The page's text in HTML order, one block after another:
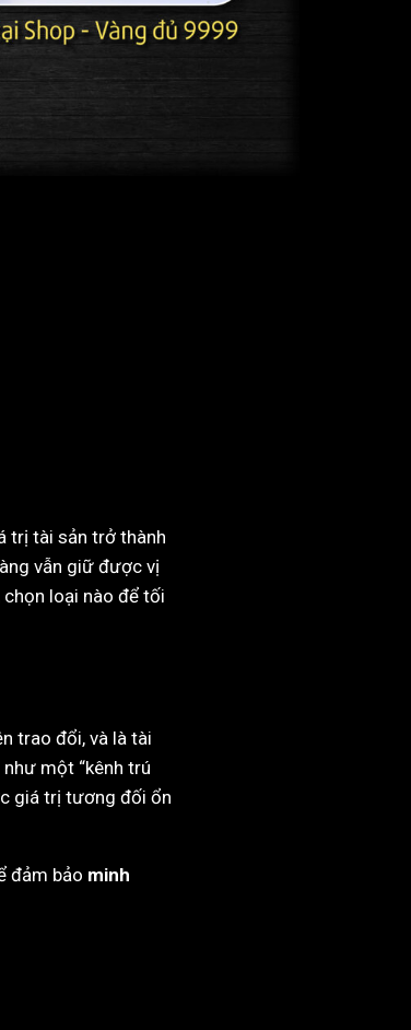
trị tài sản trở thành
vẫn giữ được vị
chọn loại nào để tối
trao đổi, và là tài
một “kênh trú
giá trị tương đối ổn
đảm bảo minh